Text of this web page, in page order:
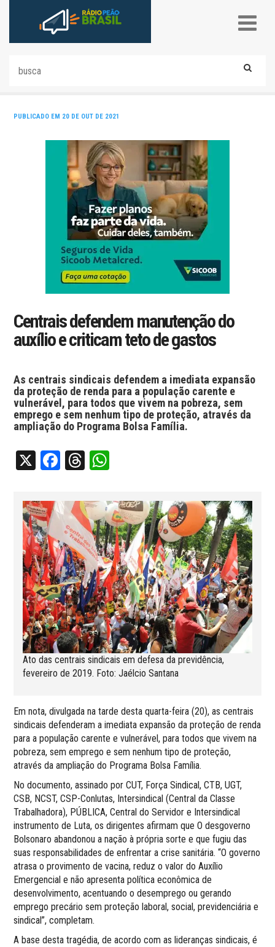
PUBLICADO EM 20 DE OUT DE 2021
Centrais defendem manutenção do
auxílio e criticam teto de gastos
As centrais sindicais defendem a imediata expansão
da proteção de renda para a população carente e
vulnerável, para todos que vivem na pobreza, sem
emprego e sem nenhum tipo de proteção, através da
ampliação do Programa Bolsa Família.
X Facebook
Threads
Ato das centrais sindicais em defesa da previdência,
fevereiro de 2019. Foto: Jaélcio Santana
Em nota, divulgada na tarde desta quarta-feira (20), as centrais
sindicais defenderam a imediata expansão da proteção de renda
para a população carente e vulnerável, para todos que vivem na
pobreza, sem emprego e sem nenhum tipo de proteção,
através da ampliação do Programa Bolsa Família.
No documento, assinado por CUT, Força Sindical, CTB, UGT,
CSB, NCST, CSP-Conlutas, Intersindical (Central da Classe
Trabalhadora), PÚBLICA, Central do Servidor e Intersindical
instrumento de Luta, os dirigentes afirmam que O desgoverno
Bolsonaro abandonou a nação à própria sorte e que fugiu das
suas responsabilidades de enfrentar a crise sanitária. “O governo
atrasa o provimento de vacina, reduz o valor do Auxílio
Emergencial e não apresenta política econômica de
desenvolvimento, acentuando o desemprego ou gerando
emprego precário sem proteção laboral, social, previdenciária e
sindical”, completam.
A base desta tragédia, de acordo com as lideranças sindicais, é